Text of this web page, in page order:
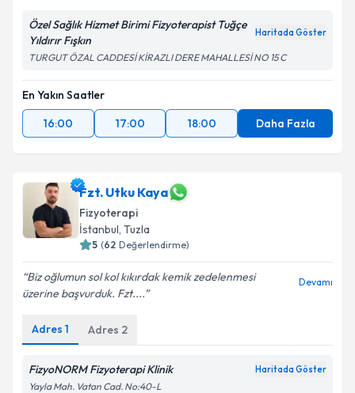
Takvim Talebini Gönder
Özel Sağlık Hizmet Birimi Fizyoterapist Tuğçe
Yıldırır Fışkın
Haritada Göster
TURGUT ÖZAL CADDESİ KİRAZLI DERE MAHALLESİ NO 15 C
En Yakın Saatler
16:00
17:00 18:00 Daha Fazla
Fzt. Utku Kaya
Fizyoterapi
İstanbul, Tuzla
5 (62 Değerlendirme)
Biz oğlumun sol kol kıkırdak kemik zedelenmesi
üzerine başvurduk. Fzt....
Devamı
Adres 1 Adres 2
FizyoNORM Fizyoterapi Klinik Haritada Göster
Yayla Mah. Vatan Cad. No:40-L